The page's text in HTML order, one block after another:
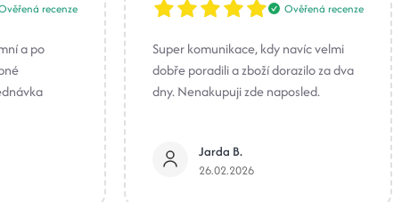
recenze
a po
Ověřená recenze
Super komunikace, kdy navíc velmi
dobře poradili a zboží dorazilo za dva
dny. Nenakupuji zde naposled.
Jarda B.
26.02.2026